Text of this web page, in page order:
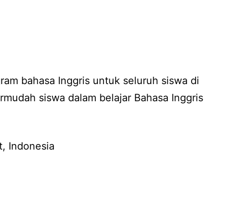
bahasa Inggris untuk seluruh siswa di
siswa dalam belajar Bahasa Inggris
Indonesia